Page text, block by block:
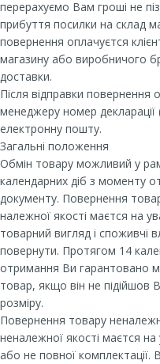
перерахуємо Вам гроші не
прибуття посилки на склад
повернення оплачуєтся
магазину або виробничого
доставки.
Після відправки
менеджеру номер
електронну пошту.
Загальні положення
Обмін товару можливий у
календарних діб з моменту
документу. Повернення
належної якості маєтся на
товарний вигляд і споживчі
повернути. Протягом 14
отримання Ви гарантовано
товар, якщо він не
розміру.
Повернення товару
неналежної якості маєтся
або не повної комплектації.